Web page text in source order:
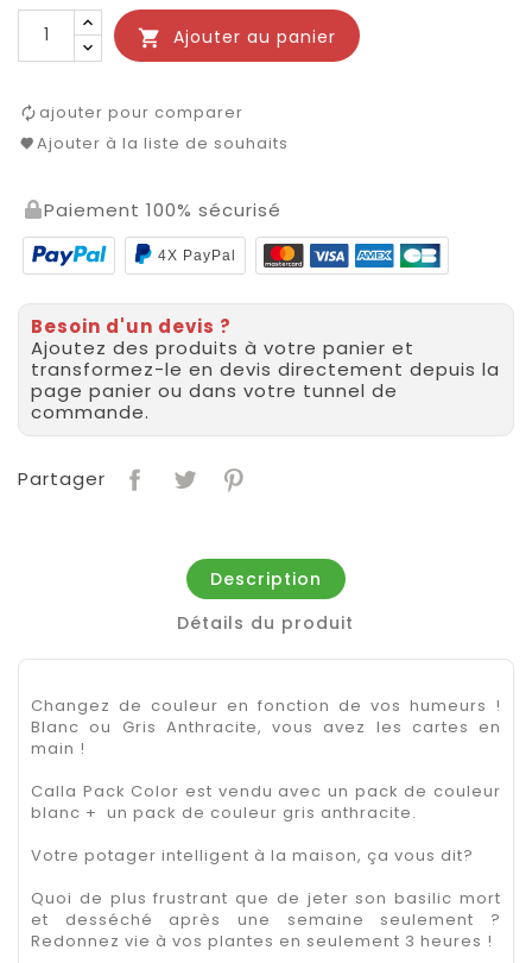
 Ajouter au panier
ajouter pour comparer
Ajouter à la liste de souhaits
Paiement 100% sécurisé
4X PayPal
Besoin d'un devis ?
Ajoutez des produits à votre panier et
transformez-le en devis directement depuis la
page panier ou dans votre tunnel de
commande.
Partager
Description
Détails du produit
Changez de couleur en fonction de vos humeurs !
Blanc ou Gris Anthracite, vous avez les cartes en
main !
Calla Pack Color est vendu avec un pack de couleur
blanc + un pack de couleur gris anthracite.
Votre potager intelligent à la maison, ça vous dit?
Quoi de plus frustrant que de jeter son basilic mort
et desséché après une semaine seulement ?
Redonnez vie à vos plantes en seulement 3 heures !